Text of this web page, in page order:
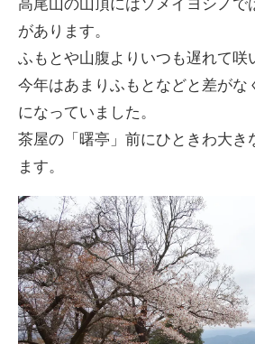
高尾山の山頂にはソメイヨシノで
があります。
ふもとや山腹よりいつも遅れて咲
今年はあまりふもとなどと差がな
になっていました。
茶屋の「曙亭」前にひときわ大き
ます。